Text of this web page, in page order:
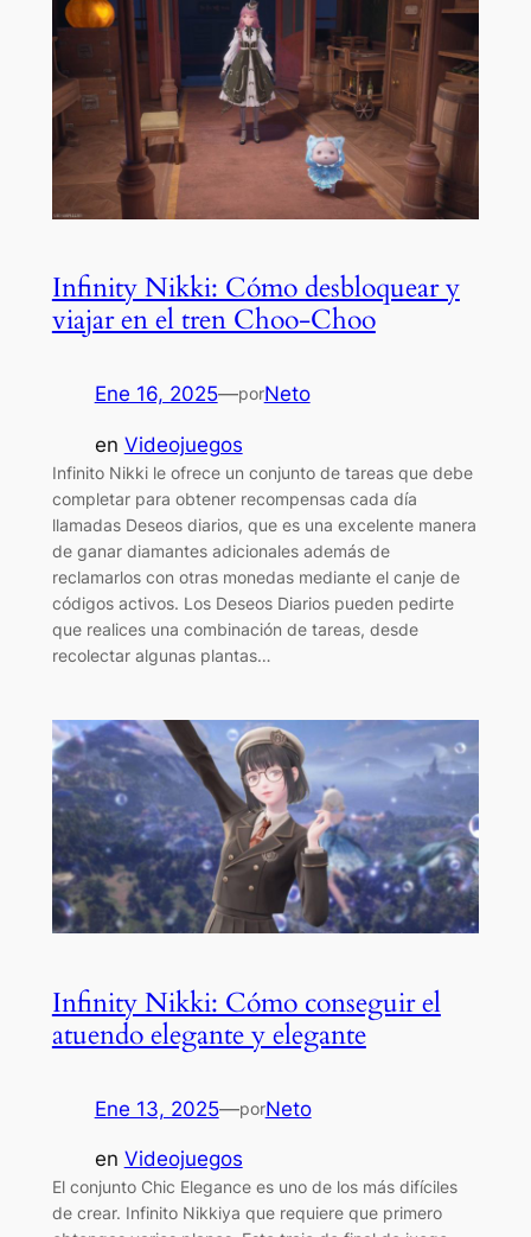
Infinity Nikki: Cómo desbloquear y
viajar en el tren Choo-Choo
Ene 16, 2025—porNeto
en Videojuegos
Infinito Nikki le ofrece un conjunto de tareas que debe
completar para obtener recompensas cada día
llamadas Deseos diarios, que es una excelente manera
de ganar diamantes adicionales además de
reclamarlos con otras monedas mediante el canje de
códigos activos. Los Deseos Diarios pueden pedirte
que realices una combinación de tareas, desde
recolectar algunas plantas…
Infinity Nikki: Cómo conseguir el
atuendo elegante y elegante
Ene 13, 2025—porNeto
en Videojuegos
El conjunto Chic Elegance es uno de los más difíciles
de crear. Infinito Nikkiya que requiere que primero